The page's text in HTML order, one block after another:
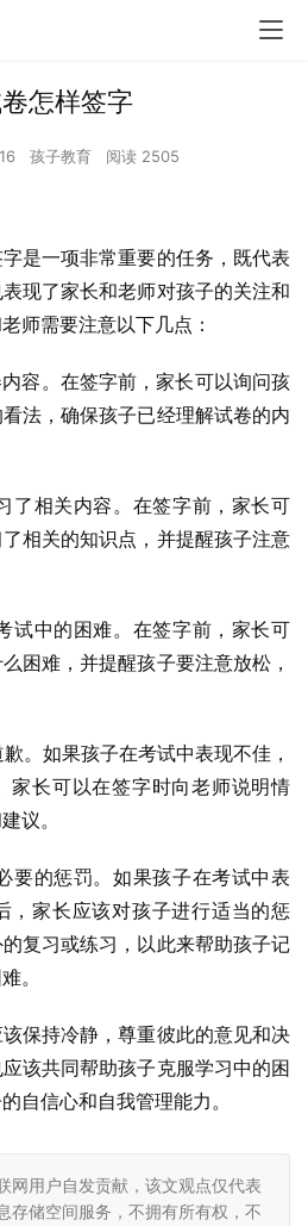
怎样签字
孩子教育 阅读 2505
是一项非常重要的任务，既代表
现了家长和老师对孩子的关注和
师需要注意以下几点：
容。在签字前，家长可以询问孩
法，确保孩子已经理解试卷的内
了相关内容。在签字前，家长可
相关的知识点，并提醒孩子注意
试中的困难。在签字前，家长可
困难，并提醒孩子要注意放松，
。如果孩子在考试中表现不佳，
家长可以在签字时向老师说明情
议。
要的惩罚。如果孩子在考试中表
，家长应该对孩子进行适当的惩
复习或练习，以此来帮助孩子记
。
保持冷静，尊重彼此的意见和决
该共同帮助孩子克服学习中的困
自信心和自我管理能力。
网用户自发贡献，该文观点仅代表
存储空间服务，不拥有所有权，不